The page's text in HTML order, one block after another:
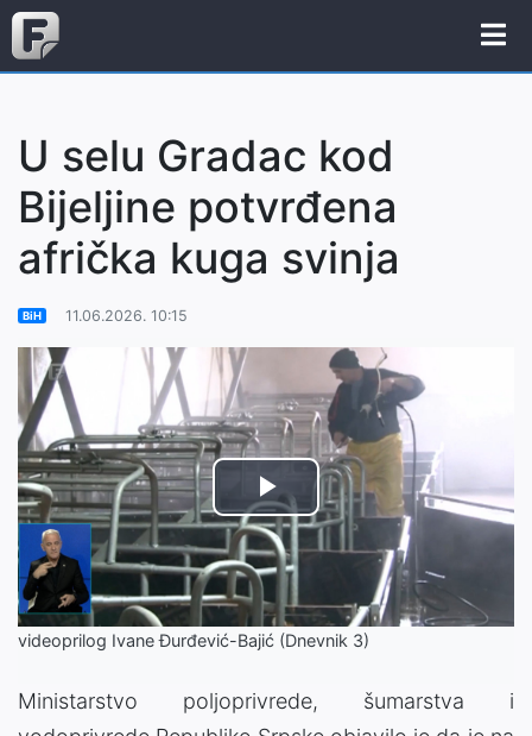
U selu Gradac kod
Bijeljine potvrđena
afrička kuga svinja
BiH 11.06.2026. 10:15
Play
Video
videoprilog Ivane Đurđević-Bajić (Dnevnik 3)
Ministarstvo poljoprivrede, šumarstva i